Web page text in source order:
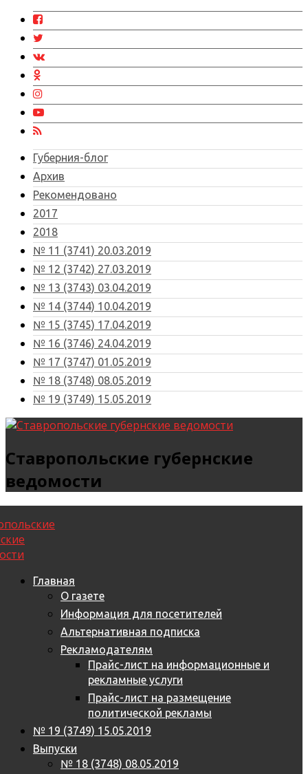
Губерния-блог
Архив
Рекомендовано
2017
2018
№ 11 (3741) 20.03.2019
№ 12 (3742) 27.03.2019
№ 13 (3743) 03.04.2019
№ 14 (3744) 10.04.2019
№ 15 (3745) 17.04.2019
№ 16 (3746) 24.04.2019
№ 17 (3747) 01.05.2019
№ 18 (3748) 08.05.2019
№ 19 (3749) 15.05.2019
Ставропольские губернские
ведомости
Главная
О газете
Информация для посетителей
Альтернативная подписка
Рекламодателям
Прайс-лист на информационные и
рекламные услуги
Прайс-лист на размещение
политической рекламы
№ 19 (3749) 15.05.2019
Выпуски
№ 18 (3748) 08.05.2019